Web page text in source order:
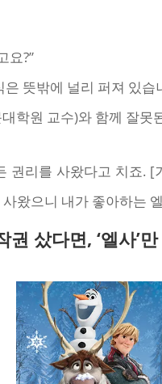
요?”
뜻밖에 널리 퍼져 있
학원 교수)와 함께 잘
리를 사왔다고 치죠. [
왔으니 내가 좋아하는
샀다면, ‘엘사’